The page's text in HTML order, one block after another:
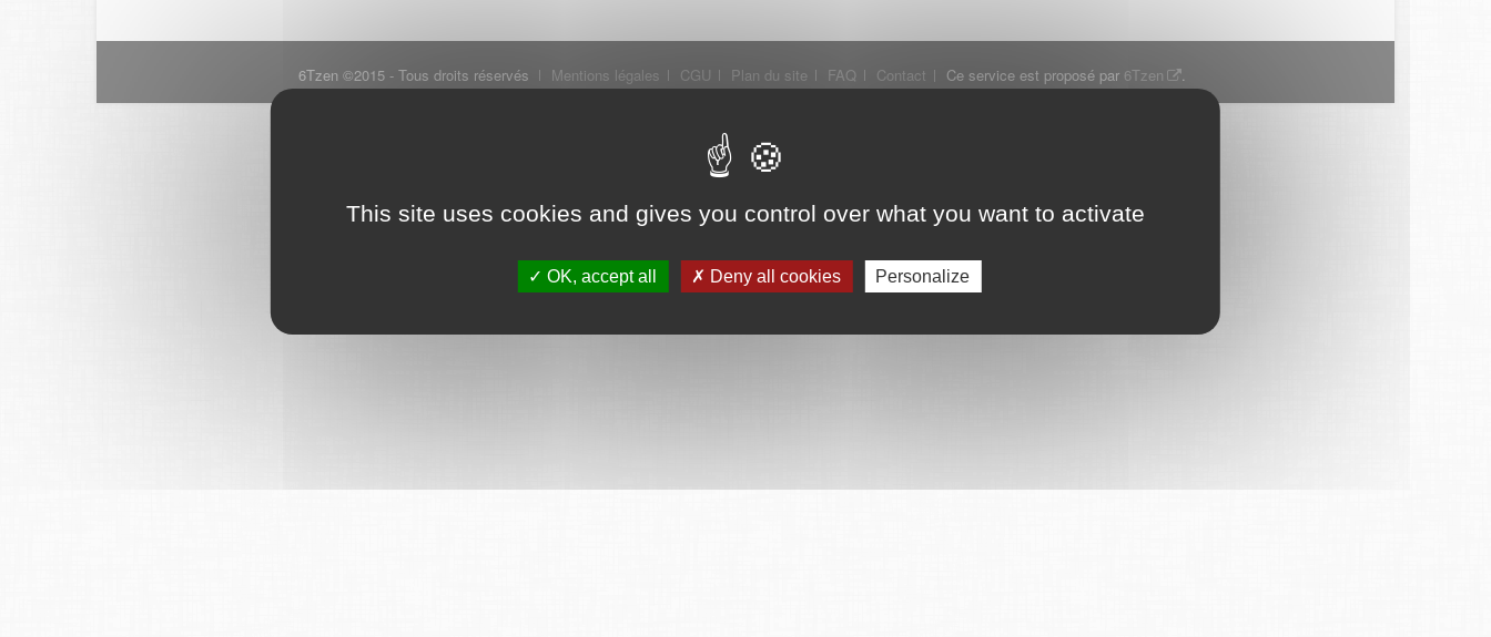
6Tzen ©2015 - Tous droits réservés Mentions légales CGU Plan du site FAQ Contact Ce service est proposé par 6Tzen .
This site uses cookies and gives you control over what you want to activate
OK, accept all Deny all cookies Personalize